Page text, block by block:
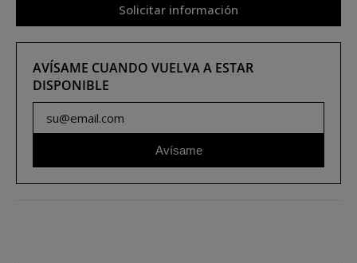
Solicitar información
AVÍSAME CUANDO VUELVA A ESTAR
DISPONIBLE
Avísame